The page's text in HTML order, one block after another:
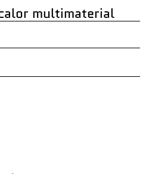
multimaterial